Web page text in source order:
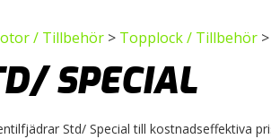
/ Tillbehör > Topplock / Tillbehör
SPECIAL
Std/ Special till kostnadseffektiva